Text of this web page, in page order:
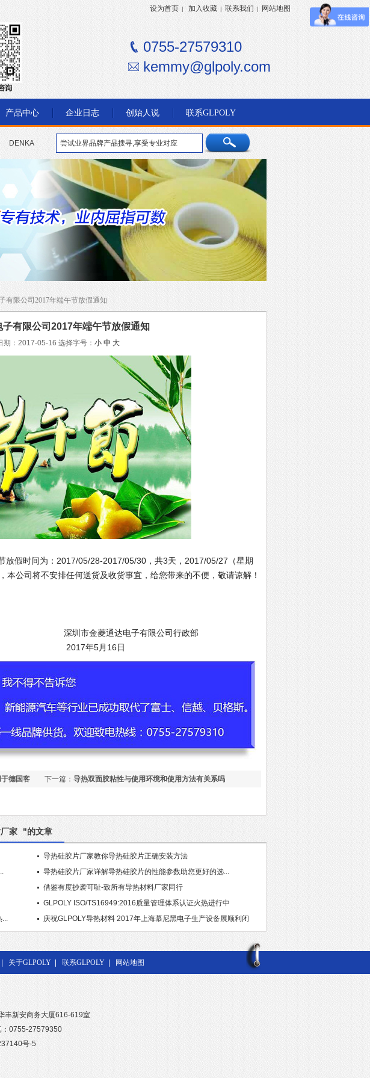
设为首页 | 加入收藏 | 联系我们 | 网站地图
0755-27579310
kemmy@glpoly.com
产品中心 企业日志 创始人说 联系GLPOLY
DENKA
有限公司2017年端午节放假通知
有限公司2017年端午节放假通知
期：2017-05-16 选择字号： 小 中 大
假时间为：2017/05/28-2017/05/30，共3天，2017/05/27（星期
公司将不安排任何送货及收货事宜，给您带来的不便，敬请谅解！
子有限公司行政部
16日
德国客
下一篇： 导热双面胶粘性与使用环境和使用方法有关系吗
家 "的文章
导热硅胶片厂家教你导热硅胶片正确安装方法
导热硅胶片厂家详解导热硅胶片的性能参数助您更好的选...
借鉴有度抄袭可耻-致所有导热材料厂家同行
GLPOLY ISO/TS16949:2016质量管理体系认证火热进行中
...
庆祝GLPOLY导热材料 2017年上海慕尼黑电子生产设备展顺利闭
幕
关于GLPOLY 联系GLPOLY 网站地图
丰新安商务大厦616-619室
0755-27579350
号-5